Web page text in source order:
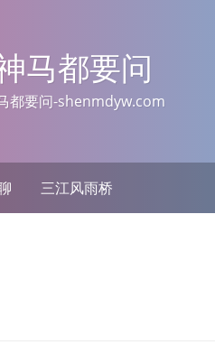
马都要问
都要问-shenmdyw.com
三江风雨桥